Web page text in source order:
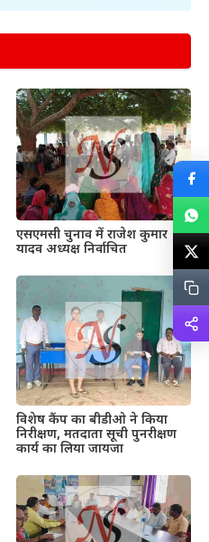
एसएमसी चुनाव में राजेश कुमार
यादव अध्यक्ष निर्वाचित
विशेष कैंप का बीडीओ ने किया
निरीक्षण, मतदाता सूची पुनरीक्षण
कार्य का लिया जायजा